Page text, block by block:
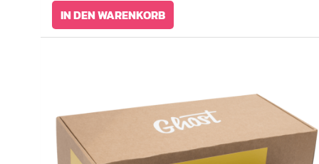
IN DEN WARENKORB